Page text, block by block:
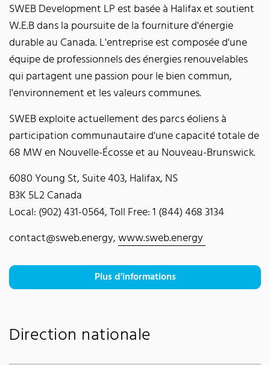
SWEB Development LP est basée à Halifax et soutient
W.E.B dans la poursuite de la fourniture d'énergie
durable au Canada. L'entreprise est composée d'une
équipe de professionnels des énergies renouvelables
qui partagent une passion pour le bien commun,
l'environnement et les valeurs communes.
SWEB exploite actuellement des parcs éoliens à
participation communautaire d'une capacité totale de
68 MW en Nouvelle-Écosse et au Nouveau-Brunswick.
6080 Young St, Suite 403, Halifax, NS
B3K 5L2 Canada
Local: (902) 431-0564, Toll Free: 1 (844) 468 3134
contact@sweb.energy,www.sweb.energy
Plus d'informations
Direction nationale